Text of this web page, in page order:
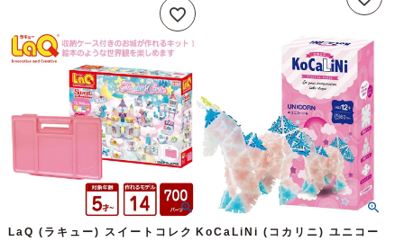
LaQ (ラキュー) スイートコレク KoCaLiNi (コカリニ) ユニコー